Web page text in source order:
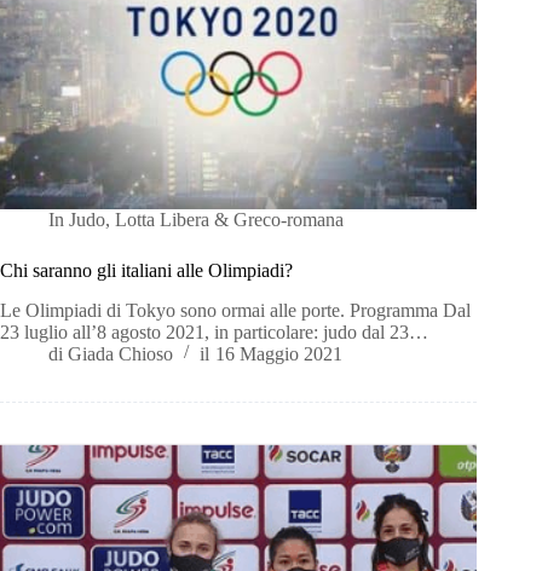
In Judo,Lotta Libera & Greco-romana
Chi saranno gli italiani alle Olimpiadi?
Le Olimpiadi di Tokyo sono ormai alle porte. Programma Dal
23 luglio all’8 agosto 2021, in particolare: judo dal 23…
di Giada Chioso il 16 Maggio 2021